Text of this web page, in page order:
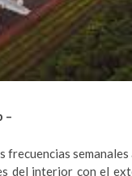
–
del interior con el